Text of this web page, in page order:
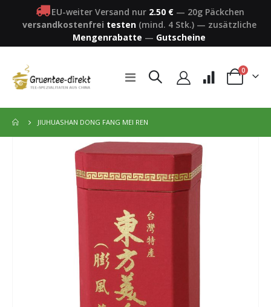
EU-weiter Versand nur 2.50 € — 20g Päckchen
versandkostenfrei testen(mind. 4 Stk.)— zusätzliche
Mengenrabatte — Gutscheine
Navigation
umschalten
Warenkorb
0Artikel
JIUHUASHAN DONG FANG MEI REN